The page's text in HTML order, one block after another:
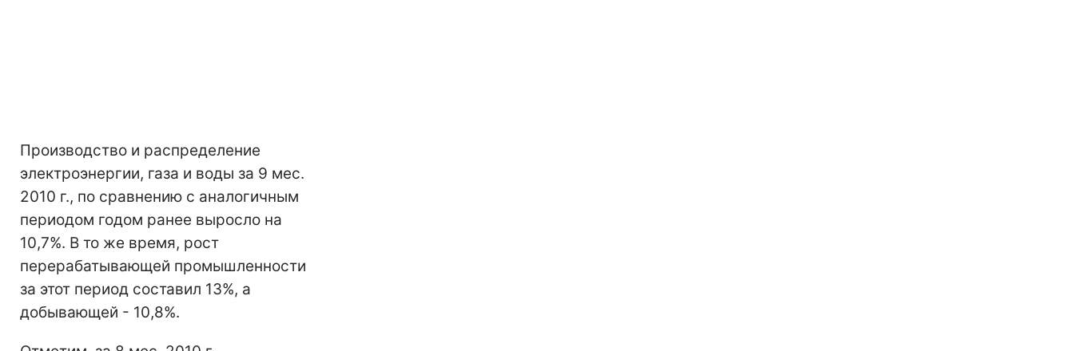
Производство и распределение
электроэнергии, газа и воды за 9 мес.
2010 г., по сравнению с аналогичным
периодом годом ранее выросло на
10,7%. В то же время, рост
перерабатывающей промышленности
за этот период составил 13%, а
добывающей - 10,8%.